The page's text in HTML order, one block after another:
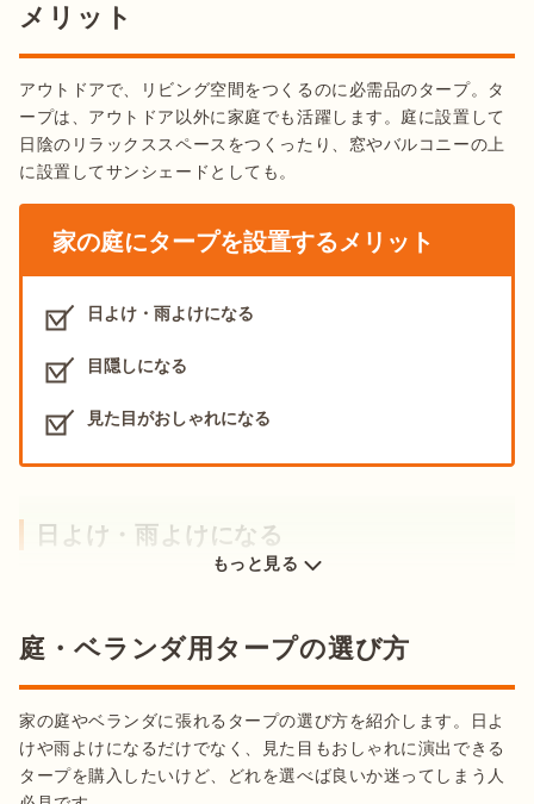
メリット
アウトドアで、リビング空間をつくるのに必需品のタープ。タ
ープは、アウトドア以外に家庭でも活躍します。庭に設置して
日陰のリラックススペースをつくったり、窓やバルコニーの上
に設置してサンシェードとしても。
家の庭にタープを設置するメリット
日よけ・雨よけになる
目隠しになる
見た目がおしゃれになる
日よけ・雨よけになる
もっと見る
庭・ベランダ用タープの選び方
家の庭やベランダに張れるタープの選び方を紹介します。日よ
けや雨よけになるだけでなく、見た目もおしゃれに演出できる
タープを購入したいけど、どれを選べば良いか迷ってしまう人